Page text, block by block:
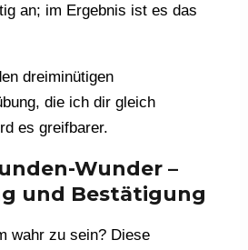
an; im Ergebnis ist es das
dreiminütigen
die ich dir gleich
es greifbarer.
Wunder –
und Bestätigung
wahr zu sein? Diese